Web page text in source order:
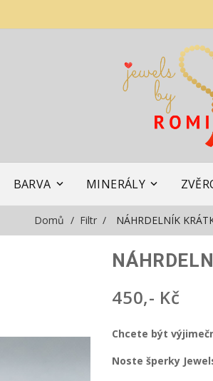
BARVA MINERÁLY
Domů Filtr NÁHRDELNÍK
450,- Kč
Chcete být
Noste šperky